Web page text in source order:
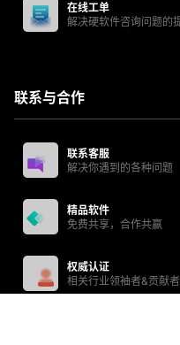
在线工单
解决硬软件咨询问题的
联系与合作
联系客服
解决你遇到的各种问题
精品软件
免费共享，合作共赢
权威认证
相关行业领袖者&贡献者